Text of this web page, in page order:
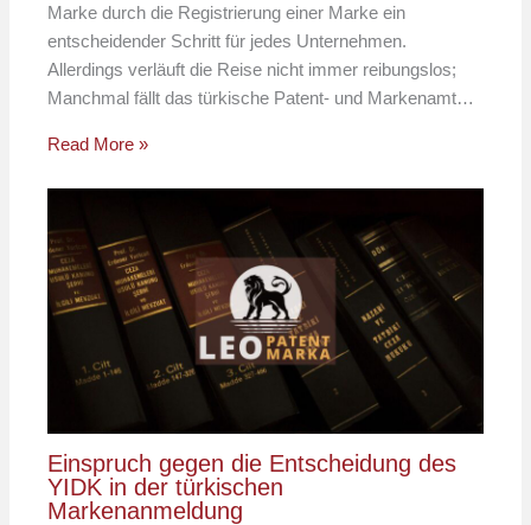
Marke durch die Registrierung einer Marke ein
entscheidender Schritt für jedes Unternehmen.
Allerdings verläuft die Reise nicht immer reibungslos;
Manchmal fällt das türkische Patent- und Markenamt…
Read More »
Einspruch gegen die Entscheidung des
YIDK in der türkischen
Markenanmeldung